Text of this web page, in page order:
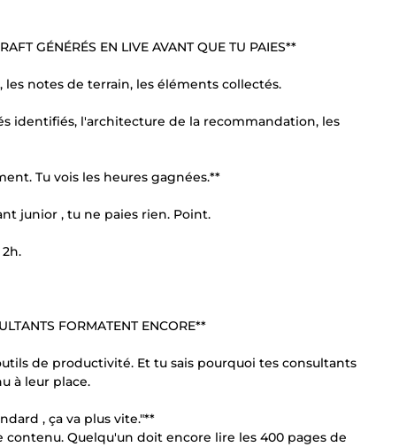
GÉNÉRÉS EN LIVE AVANT QUE TU PAIES**
notes de terrain, les éléments collectés.
identifiés, l'architecture de la recommandation, les
Tu vois les heures gagnées.**
junior , tu ne paies rien. Point.
FORMATENT ENCORE**
de productivité. Et tu sais pourquoi tes consultants
à leur place.
, ça va plus vite."**
Quelqu'un doit encore lire les 400 pages de